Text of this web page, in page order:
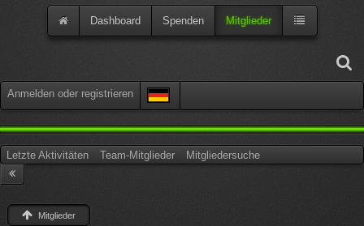
Anmelden oder registrieren
Dashboard Spenden Mitglieder
Letzte Aktivitäten Team-Mitglieder Mitgliedersuche
Mitglieder